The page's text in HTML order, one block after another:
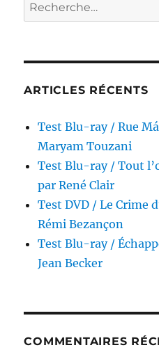
partagerait
appartement,
Schroeder
pour :
ARTICLES RÉCENTS
Test Blu-ray / Rue
Maryam Touzani
Test Blu-ray / Tout
par René Clair
Test DVD / Le Crime
Rémi Bezançon
Test Blu-ray /
Jean Becker
COMMENTAIRES